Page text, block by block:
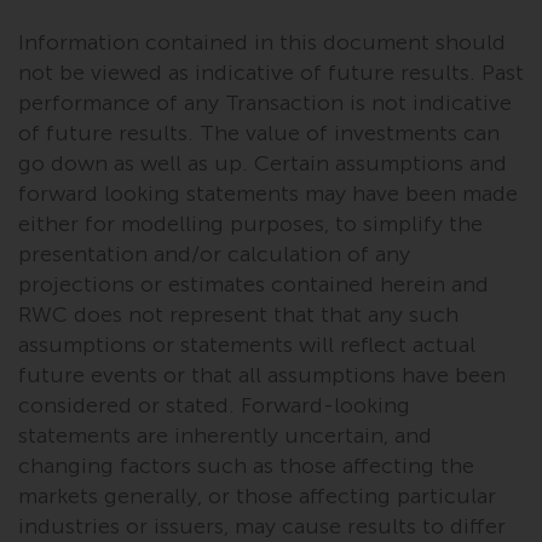
in vollem Umfang in Kraft und
wirksam.
Copyright
Kein Teil dieser Website darf
ohne die vorherige schriftliche
Genehmigung von Redwheel in
irgendeiner Weise reproduziert
werden. Copyright 2016 ©
Information contained in this document should
not be viewed as indicative of future results. Past
performance of any Transaction is not indicative
of future results. The value of investments can
go down as well as up. Certain assumptions and
forward looking statements may have been made
either for modelling purposes, to simplify the
presentation and/or calculation of any
projections or estimates contained herein and
RWC does not represent that that any such
assumptions or statements will reflect actual
future events or that all assumptions have been
considered or stated. Forward-looking
statements are inherently uncertain, and
changing factors such as those affecting the
markets generally, or those affecting particular
industries or issuers, may cause results to differ